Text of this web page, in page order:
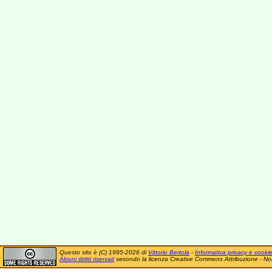
Questo sito è (C) 1995-2026 di Vittorio Bertola - Informativa privacy e cookie
Alcuni diritti riservatisecondo la licenza Creative Commons Attribuzione -